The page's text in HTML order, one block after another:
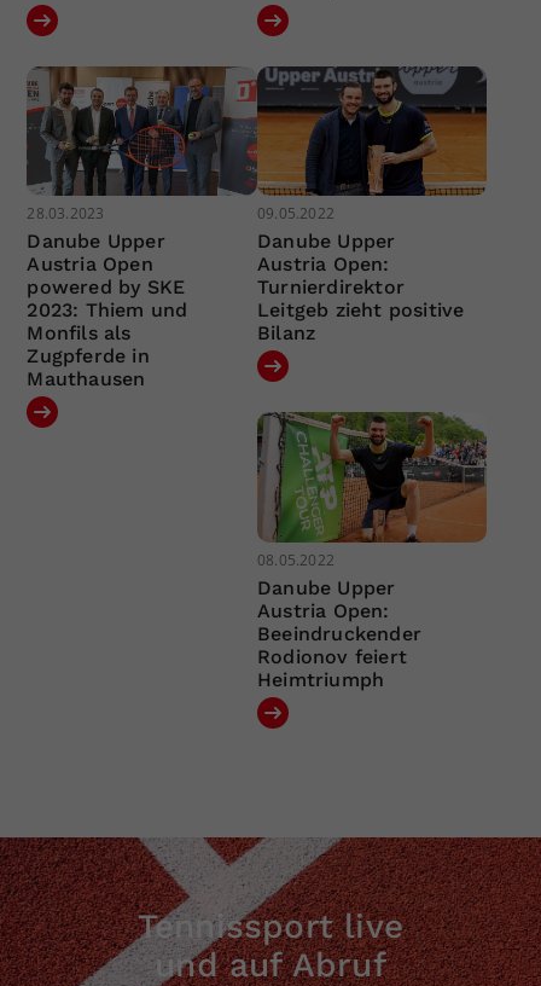
28.03.2023
Danube Upper
Austria Open
powered by SKE
2023: Thiem und
Monfils als
Zugpferde in
Mauthausen
09.05.2022
Danube Upper
Austria Open:
Turnierdirektor
Leitgeb zieht positive
Bilanz
08.05.2022
Danube Upper
Austria Open:
Beeindruckender
Rodionov feiert
Heimtriumph
Tennissport live
und auf Abruf